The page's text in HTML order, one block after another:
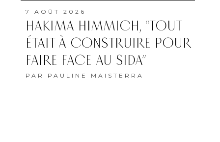
7 AOÛT 2026
HAKIMA HIMMICH, “TOUT
ÉTAIT À CONSTRUIRE POUR
FAIRE FACE AU SIDA”
PAR PAULINE MAISTERRA